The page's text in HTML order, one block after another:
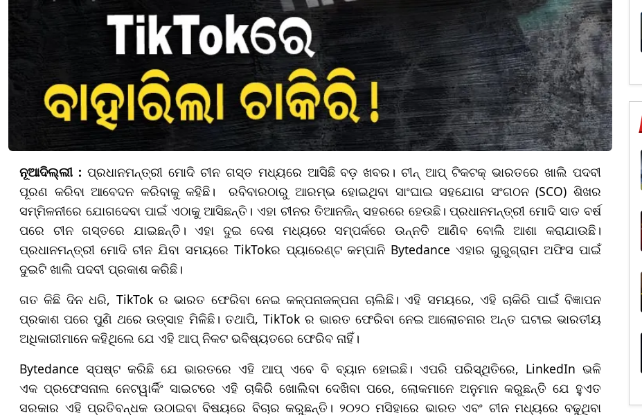
ନୂଆଦିଲ୍ଲୀ : ପ୍ରଧାନମନ୍ତ୍ରୀ ମୋଦି ଚୀନ ଗସ୍ତ ମଧ୍ୟରେ ଆସିଛି ବଡ଼ ଖବର। ଚୀନ୍ ଆପ୍ ଟିକଟକ୍‌ ଭାରତରେ ଖାଲି ପଦବୀ
ପୂରଣ କରିବା ଆବେଦନ କରିବାକୁ କହିଛି। ରବିବାରଠାରୁ ଆରମ୍ଭ ହୋଇଥିବା ସାଂଘାଇ ସହଯୋଗ ସଂଗଠନ (SCO) ଶିଖର
ସମ୍ମିଳନୀରେ ଯୋଗଦେବା ପାଇଁ ଏଠାକୁ ଆସିଛନ୍ତି। ଏହା ଚୀନର ତିଆନଜିନ୍ ସହରରେ ହେଉଛି। ପ୍ରଧାନମନ୍ତ୍ରୀ ମୋଦି ସାତ ବର୍ଷ
ପରେ ଚୀନ ଗସ୍ତରେ ଯାଇଛନ୍ତି। ଏହା ଦୁଇ ଦେଶ ମଧ୍ୟରେ ସମ୍ପର୍କରେ ଉନ୍ନତି ଆଣିବ ବୋଲି ଆଶା କରାଯାଉଛି।
ପ୍ରଧାନମନ୍ତ୍ରୀ ମୋଦି ଚୀନ ଯିବା ସମୟରେ TikTokର ପ୍ୟାରେଣ୍ଟ କମ୍ପାନି Bytedance ଏହାର ଗୁରୁଗ୍ରାମ ଅଫିସ ପାଇଁ
ଦୁଇଟି ଖାଲି ପଦବୀ ପ୍ରକାଶ କରିଛି।
ଗତ କିଛି ଦିନ ଧରି, TikTok ର ଭାରତ ଫେରିବା ନେଇ କଳ୍ପନାଜଳ୍ପନା ଚାଲିଛି। ଏହି ସମୟରେ, ଏହି ଚାକିରି ପାଇଁ ବିଜ୍ଞାପନ
ପ୍ରକାଶ ପରେ ପୁଣି ଥରେ ଉତ୍ସାହ ମିଳିଛି। ତଥାପି, TikTok ର ଭାରତ ଫେରିବା ନେଇ ଆଲୋଚନାର ଅନ୍ତ ଘଟାଇ ଭାରତୀୟ
ଅଧିକାରୀମାନେ କହିଥିଲେ ଯେ ଏହି ଆପ୍ ନିକଟ ଭବିଷ୍ୟତରେ ଫେରିବ ନାହିଁ।
Bytedance ସ୍ପଷ୍ଟ କରିଛି ଯେ ଭାରତରେ ଏହି ଆପ୍ ଏବେ ବି ବ୍ୟାନ ହୋଇଛି। ଏପରି ପରିସ୍ଥିତିରେ, LinkedIn ଭଳି
ଏକ ପ୍ରଫେସନାଲ ନେଟୱାର୍କିଂ ସାଇଟରେ ଏହି ଚାକିରି ଖୋଲିବା ଦେଖିବା ପରେ, ଲୋକମାନେ ଅନୁମାନ କରୁଛନ୍ତି ଯେ ହୁଏତ
ସରକାର ଏହି ପ୍ରତିବନ୍ଧକ ଉଠାଇବା ବିଷୟରେ ବିଚାର କରୁଛନ୍ତି। ୨୦୨୦ ମସିହାରେ ଭାରତ ଏବଂ ଚୀନ ମଧ୍ୟରେ ବଢୁଥିବା